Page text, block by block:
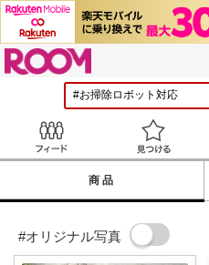
商品
#オリジナル写真